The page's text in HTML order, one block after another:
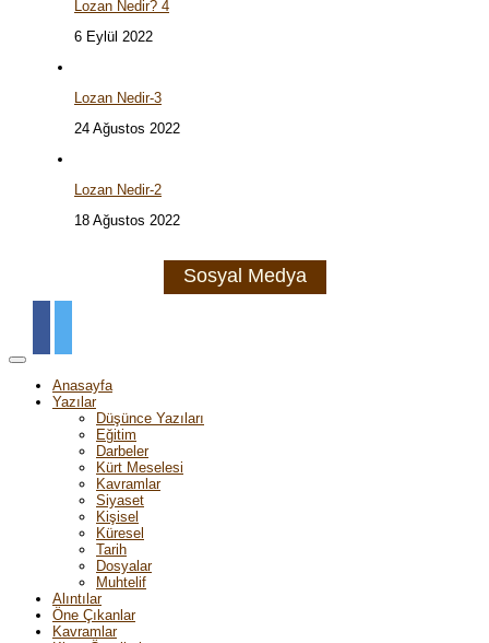
Lozan Nedir? 4
6 Eylül 2022
Lozan Nedir-3
24 Ağustos 2022
Lozan Nedir-2
18 Ağustos 2022
Sosyal Medya
Anasayfa
Yazılar
Düşünce Yazıları
Eğitim
Darbeler
Kürt Meselesi
Kavramlar
Siyaset
Kişisel
Küresel
Tarih
Dosyalar
Muhtelif
Alıntılar
Öne Çıkanlar
Kavramlar